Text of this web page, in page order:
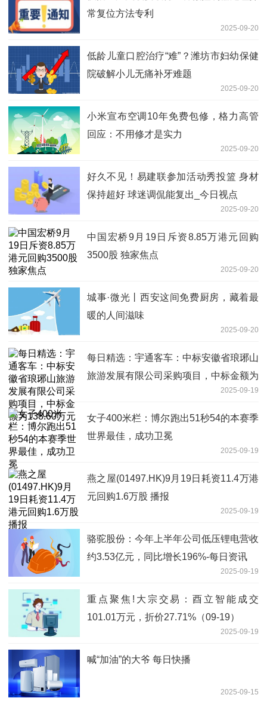
常复位方法专利
2025-09-20
低龄儿童口腔治疗“难”？潍坊市妇幼保健
院破解小儿无痛补牙难题
2025-09-20
小米宣布空调10年免费包修，格力高管
回应：不用修才是实力
2025-09-20
好久不见！易建联参加活动秀投篮 身材
保持超好 球迷调侃能复出_今日视点
2025-09-20
中国宏桥9月19日斥资8.85万港元回购
3500股 独家焦点
2025-09-20
城事·微光丨西安这间免费厨房，藏着最
暖的人间滋味
2025-09-20
每日精选：宇通客车：中标安徽省琅琊山
旅游发展有限公司采购项目，中标金额为
2025-09-19
女子400米栏：博尔跑出51秒54的本赛季
世界最佳，成功卫冕
2025-09-19
燕之屋(01497.HK)9月19日耗资11.4万港
元回购1.6万股 播报
2025-09-19
骆驼股份：今年上半年公司低压锂电营收
约3.53亿元，同比增长196%-每日资讯
2025-09-19
重点聚焦!大宗交易：酉立智能成交
101.01万元，折价27.71%（09-19）
2025-09-19
喊“加油”的大爷 每日快播
2025-09-15